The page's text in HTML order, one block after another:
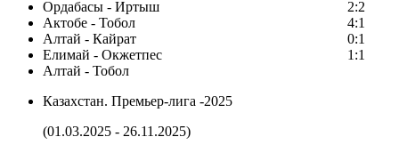
Ордабасы - Иртыш
2:2
Актобе - Тобол
4:1
Алтай - Кайрат
0:1
Елимай - Окжетпес
1:1
Алтай - Тобол
Казахстан. Премьер-лига -2025
(01.03.2025 - 26.11.2025)